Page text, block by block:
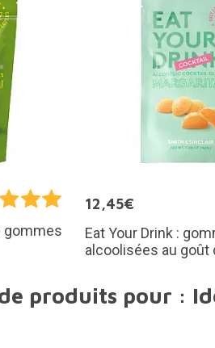
gommes
12,45€
Eat Your Drink :
alcoolisées au goût
produits pour :